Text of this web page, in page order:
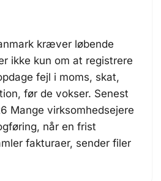
kræver løbende
ikke kun om at registrere
fejl i moms, skat,
før de vokser. Senest
Mange virksomhedsejere
når en frist
fakturaer, sender filer